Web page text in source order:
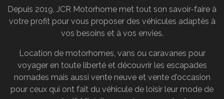
Depuis 2019, JCR Motorhome met tout son savoir-faire à
votre profit pour vous proposer des véhicules adaptés à
vos besoins et à vos envies.
Location de motorhomes, vans ou caravanes pour
voyager en toute liberté et découvrir les escapades
nomades mais aussi vente neuve et vente d'occasion
pour ceux qui ont fait du véhicule de loisir leur mode de